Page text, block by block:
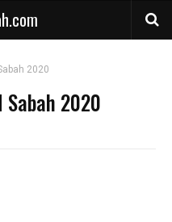
2020
Sabah 2020